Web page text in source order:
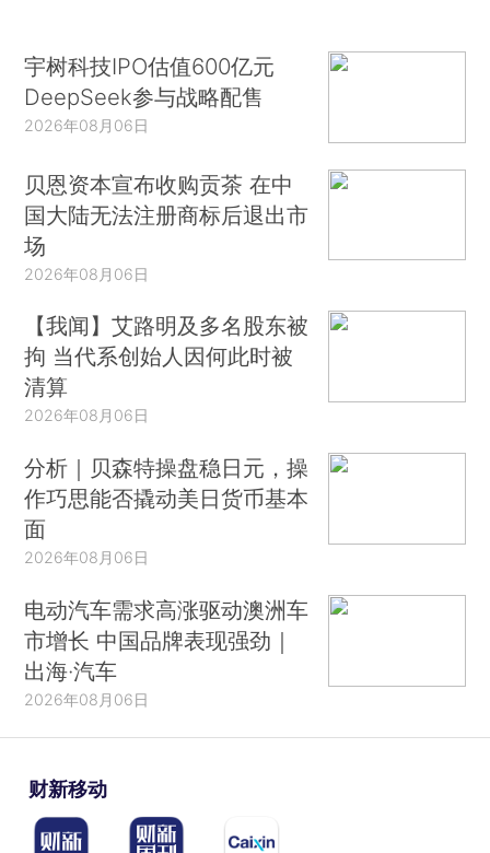
宇树科技IPO估值600亿元
DeepSeek参与战略配售
2026年08月06日
贝恩资本宣布收购贡茶 在中
国大陆无法注册商标后退出市
场
2026年08月06日
【我闻】艾路明及多名股东被
拘 当代系创始人因何此时被
清算
2026年08月06日
分析｜贝森特操盘稳日元，操
作巧思能否撬动美日货币基本
面
2026年08月06日
电动汽车需求高涨驱动澳洲车
市增长 中国品牌表现强劲｜
出海·汽车
2026年08月06日
财新移动